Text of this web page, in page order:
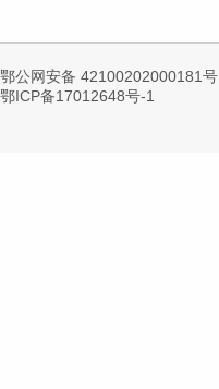
鄂公网安备 42100202000181号
鄂ICP备17012648号-1